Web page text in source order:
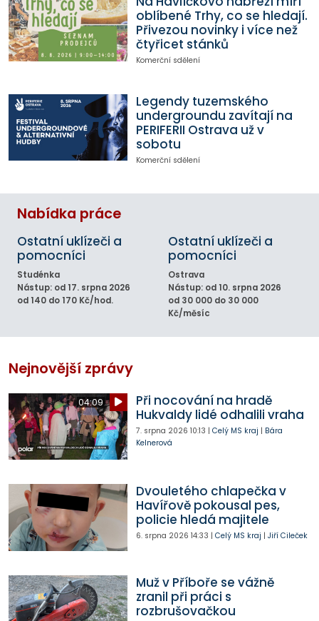
oblíbené Trhy, co se hledají.
Přivezou novinky i více než
čtyřicet stánků
Komerční sdělení
Legendy tuzemského
undergroundu zavítají na
PERIFERII Ostrava už v
sobotu
Komerční sdělení
Nabídka práce
Ostatní uklízeči a
pomocníci
Studénka
Nástup: od 17. srpna 2026
od 140 do 170 Kč/hod.
Ostatní uklízeči a
pomocníci
Ostrava
Nástup: od 10. srpna 2026
od 30 000 do 30 000
Kč/měsíc
Nejnovější zprávy
04:09
Při nocování na hradě
Hukvaldy lidé odhalili vraha
7. srpna 2026 10:13 | Celý MS kraj | Bára
Kelnerová
Dvouletého chlapečka v
Havířově pokousal pes,
policie hledá majitele
6. srpna 2026 14:33 | Celý MS kraj | Jiří Cileček
Muž v Příboře se vážně
zranil při práci s
rozbrušovačkou